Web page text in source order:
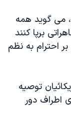
می گوید همه
برپا کنند
احترام به نظم
توصیه
اطراف دور